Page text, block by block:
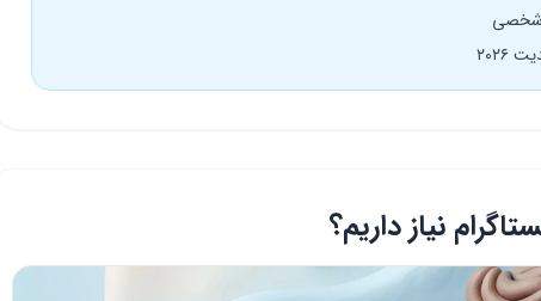
شخصی
نیاز داریم؟